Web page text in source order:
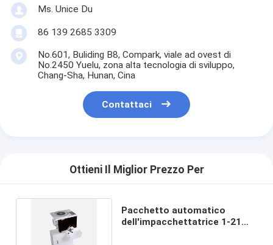
Ms. Unice Du
86 139 2685 3309
No.601, Buliding B8, Compark, viale ad ovest di
No.2450 Yuelu, zona alta tecnologia di sviluppo,
Chang-Sha, Hunan, Cina
Contattaci
Ottieni Il Miglior Prezzo Per
Pacchetto automatico
dell'impacchettatrice 1-21